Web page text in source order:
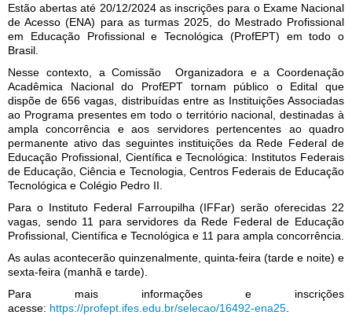
Estão abertas até 20/12/2024 as inscrições para o Exame Nacional
de Acesso (ENA) para as turmas 2025, do Mestrado Profissional
em Educação Profissional e Tecnológica (ProfEPT) em todo o
Brasil.
Nesse contexto, a Comissão Organizadora e a Coordenação
Acadêmica Nacional do ProfEPT tornam público o Edital que
dispõe de 656 vagas, distribuídas entre as Instituições Associadas
ao Programa presentes em todo o território nacional, destinadas à
ampla concorrência e aos servidores pertencentes ao quadro
permanente ativo das seguintes instituições da Rede Federal de
Educação Profissional, Científica e Tecnológica: Institutos Federais
de Educação, Ciência e Tecnologia, Centros Federais de Educação
Tecnológica e Colégio Pedro II.
Para o Instituto Federal Farroupilha (IFFar) serão oferecidas 22
vagas, sendo 11 para servidores da Rede Federal de Educação
Profissional, Científica e Tecnológica e 11 para ampla concorrência.
As aulas acontecerão quinzenalmente, quinta-feira (tarde e noite) e
sexta-feira (manhã e tarde).
Para mais informações e inscrições
acesse: https://profept.ifes.edu.br/selecao/16492-ena25